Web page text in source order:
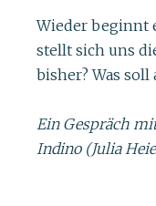
Wieder beginnt
stellt sich uns
bisher? Was soll
Ein Gespräch
Indino (Julia